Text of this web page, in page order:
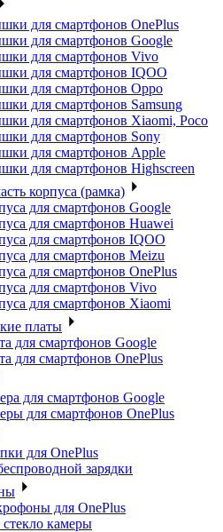
для смартфонов OnePlus
для смартфонов Google
для смартфонов Vivo
для смартфонов IQOO
для смартфонов Oppo
для смартфонов Samsung
для смартфонов Xiaomi, Poco
для смартфонов Sony
для смартфонов Apple
для смартфонов Highscreen
корпуса (рамка)
для смартфонов Google
для смартфонов Huawei
для смартфонов IQOO
для смартфонов Meizu
для смартфонов OnePlus
для смартфонов Vivo
для смартфонов Xiaomi
платы
для смартфонов Google
для смартфонов OnePlus
для смартфонов Google
для смартфонов OnePlus
для OnePlus
зарядки
для OnePlus
камеры